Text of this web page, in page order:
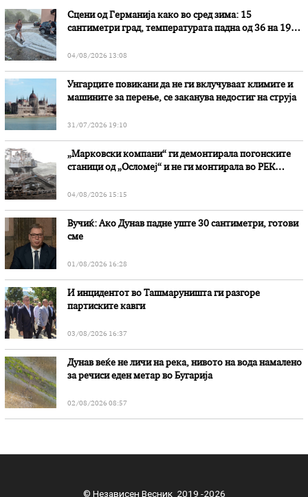
Сцени од Германија како во сред зима: 15
сантиметри град, температурата падна од 36 на 19
04/08/2026 13:08
Унгарците повикани да не ги вклучуваат климите и
машините за перење, се заканува недостиг на струја
31/07/2026 19:10
„Марковски компани“ ги демонтирала погонските
станици од „Осломеј“ и не ги монтирала во РЕК
04/08/2026 15:15
Вучиќ: Ако Дунав падне уште 30 сантиметри, готови
сме
01/08/2026 16:28
И инцидентот во Ташмаруништa ги разгоре
партиските кавги
03/08/2026 16:37
Дунав веќе не личи на река, нивото на вода намалено
за речиси еден метар во Бугарија
02/08/2026 08:57
© Независен Весник 2019 -2026